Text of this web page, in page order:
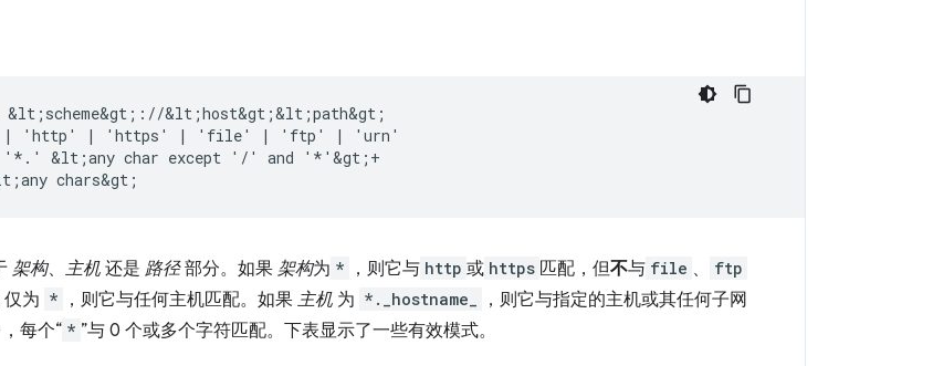
&lt;host&gt;&lt;path&gt;
'*' | 'http' | 'https' | 'file' | 'ftp' | 'urn'
&lt;any char except '/' and '*'&gt;+
架构、 主机 还是 路径部分。如果 架构为 * ，则它与 http 或 https 匹配，但不与 file 、 ftp
仅为 * ，则它与任何主机匹配。如果 主机 为 *._hostname_
，则它与指定的主机或其任何子网
每个“ * ”与 0 个或多个字符匹配。下表显示了一些有效模式。